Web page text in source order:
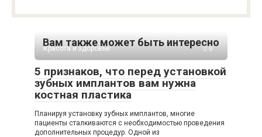
Вам также может быть интересно
Красота и здоровье 0
5 признаков, что перед установкой
зубных имплантов вам нужна
костная пластика
Планируя установку зубных имплантов, многие
пациенты сталкиваются с необходимостью проведения
дополнительных процедур. Одной из